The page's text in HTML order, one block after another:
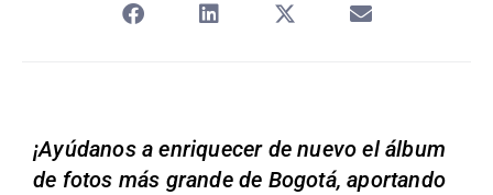
¡Ayúdanos a enriquecer de nuevo el álbum
de fotos más grande de Bogotá, aportando